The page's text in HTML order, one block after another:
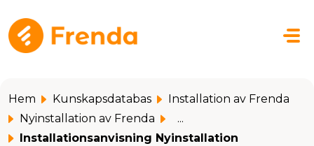
Hoppa över till huvudinnehåll
Hem Kunskapsdatabas
Installation av Frenda
Nyinstallation av Frenda
...
Installationsanvisning Nyinstallation